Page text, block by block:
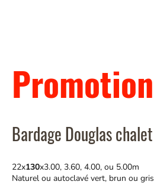
Promotion
Bardage Douglas chalet
22x130x3.00, 3.60, 4.00, ou 5.00m
Naturel ou autoclavé vert, brun ou gris